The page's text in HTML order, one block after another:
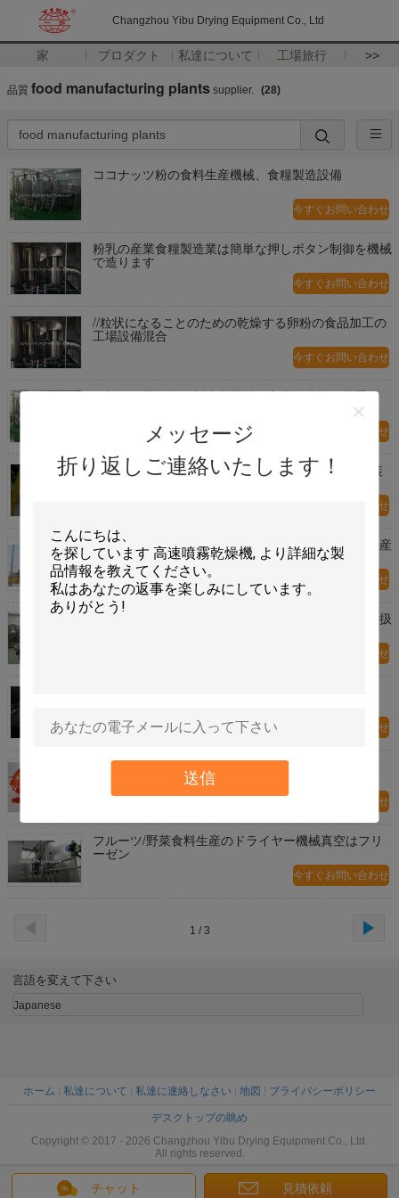
Changzhou Yibu Drying Equipment Co., Ltd
家 プロダクト 私達について 工場旅行 >>
メッセージ
折り返しご連絡いたします！
送信
品質 food manufacturing plants supplier. (28)
ココナッツ粉の食料生産機械、食糧製造設備
今すぐお問い合わせ
粉乳の産業食糧製造業は簡単な押しボタン制御を機械
で造ります
今すぐお問い合わせ
//粒状になることのための乾燥する卵粉の食品加工の
工場設備混合
今すぐお問い合わせ
即刻の紅茶の食糧製造業機械、産業食品加工装置
今すぐお問い合わせ
コーヒー クリームの食料生産機械、商業食品加工装
今すぐお問い合わせ
SUS316化学薬品/食料生産機械、二酸化チタンの生産
設備
今すぐお問い合わせ
ファーマの企業のための流動床のファーマの物品取扱
今すぐお問い合わせ
今すぐお問い合わせ
高熱の効率の食料生産機械、機械を作るトマトの粉
今すぐお問い合わせ
フルーツ/野菜食料生産のドライヤー機械真空はフリ
ーゼン
今すぐお問い合わせ
1 / 3
チャット 見積依頼
言語を変えて下さい
Japanese
ホーム 私達について 私達に連絡しなさい 地図 プライバシーポリシー
デスクトップの眺め
Copyright © 2017 - 2026 Changzhou Yibu Drying Equipment Co., Ltd.
All rights reserved.